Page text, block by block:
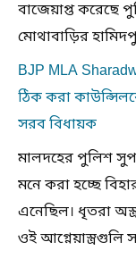
বাজেয়াপ্ত করেছে
মোথাবাড়ির
BJP MLA
ঠিক করা
সরব বিধায়ক
মালদহের পুলিশ
মনে করা হচ্ছে
এনেছিল। ধৃতরা
ওই আগ্নেয়াস্ত্রগুলি